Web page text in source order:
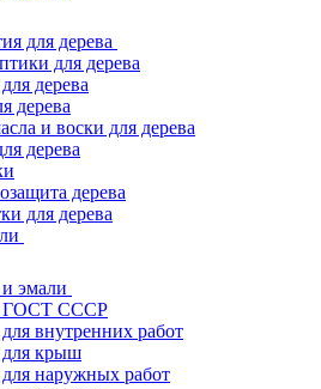
для дерева
для дерева
дерева
дерева
и воски для дерева
дерева
дерева
для дерева
эмали
ГОСТ СССР
внутренних работ
крыш
наружных работ